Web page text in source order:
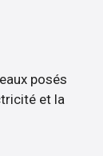
posés
et la